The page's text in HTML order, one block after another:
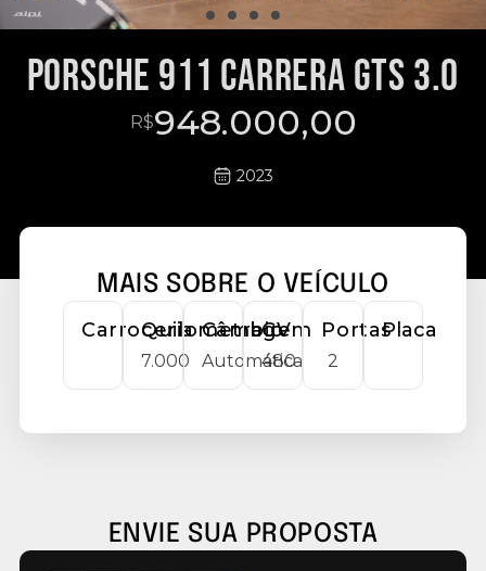
PORSCHE 911 CARRERA GTS 3.0
R$948.000,00
2023
MAIS SOBRE O VEÍCULO
CarroceriaQuilometragem
7.000
Câmbio
Automática
CV
480
Portas
2
Placa
ENVIE SUA PROPOSTA